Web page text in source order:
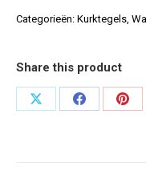
Categorieën: Kurktegels,
Share this product
Deel
Deel